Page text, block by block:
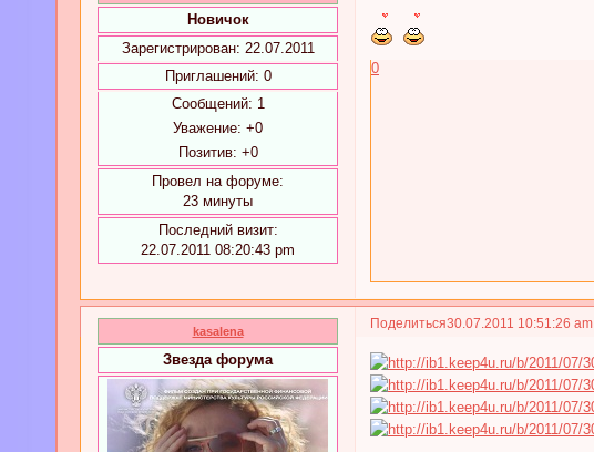
Новичок
Зарегистрирован: 22.07.2011
Приглашений: 0
Сообщений: 1
Уважение: +0
Позитив: +0
Провел на форуме:
23 минуты
Последний визит:
22.07.2011 08:20:43 pm
0
Поделиться30.07.2011 10:51:26 am
kasalena
Звезда форума